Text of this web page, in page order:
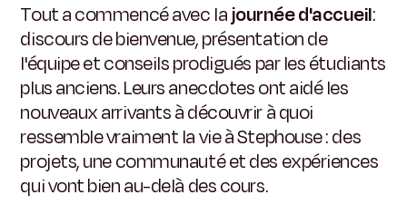
Tout a commencé avec lajournée d'accueil:
discours de bienvenue, présentation de
l'équipe et conseils prodigués par les étudiants
plus anciens. Leurs anecdotes ont aidé les
nouveaux arrivants à découvrir à quoi
ressemble vraiment la vie à Stephouse : des
projets, une communauté et des expériences
qui vont bien au-delà des cours.